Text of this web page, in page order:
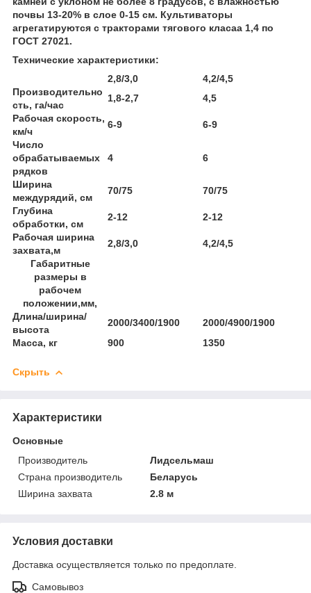
почвы 13-20% в слое 0-15 см. Культиваторы
агрегатируются с тракторами тягового класаа 1,4 по
ГОСТ 27021.
Технические характеристики:
2,8/3,0
4,2/4,5
Производительно
сть, га/час
1,8-2,7
4,5
Рабочая скорость,
км/ч
6-9
6-9
Число
обрабатываемых
рядков
4 6
Ширина
междурядий, см
70/75
70/75
Глубина
обработки, см
2-12
2-12
Рабочая ширина
захвата,м
2,8/3,0
4,2/4,5
Габаритные
размеры в
рабочем
положении,мм,
Длина/ширина/
высота
2000/3400/1900
2000/4900/1900
Масса, кг
900 1350
Скрыть
Характеристики
Основные
Производитель
Лидсельмаш
Страна производитель
Беларусь
Ширина захвата
2.8 м
Условия доставки
Доставка осуществляется только по предоплате.
Самовывоз